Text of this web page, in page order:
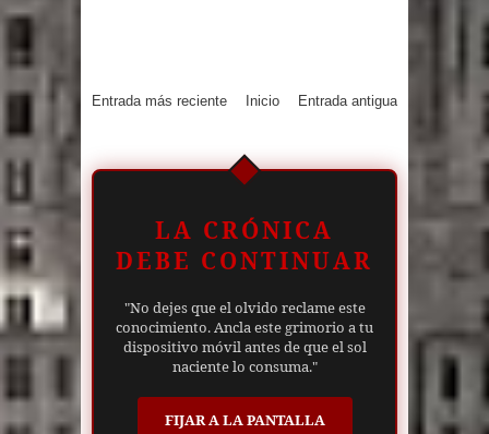
Entrada más reciente Entrada antigua
Inicio
LA CRÓNICA
DEBE CONTINUAR
"No dejes que el olvido reclame este
conocimiento. Ancla este grimorio a tu
dispositivo móvil antes de que el sol
naciente lo consuma."
FIJAR A LA PANTALLA